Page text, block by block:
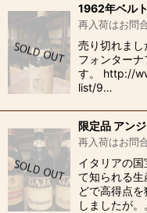
1962年ベル
再入荷はお問
売り切れま
フォンター
す。 http://
list/9…
限定品 アン
再入荷はお問
イタリアの
て知られる
どで高得点
しましたが